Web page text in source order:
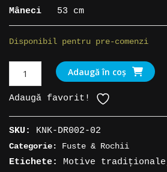
Mâneci
53 cm
Disponibil pentru pre-comenzi
Cantitate
Rochie
scurtă
Vyshyvanka,
albastru
închis
Adaugă în coș
Adaugă favorit!
SKU: KNK-DR002-02
Categorie: Fuste & Rochii
Etichete: Motive tradiționale